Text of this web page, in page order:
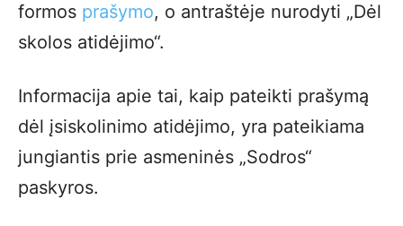
formos prašymo, o antraštėje nurodyti „Dėl
skolos atidėjimo“.
Informacija apie tai, kaip pateikti prašymą
dėl įsiskolinimo atidėjimo, yra pateikiama
jungiantis prie asmeninės „Sodros“
paskyros.